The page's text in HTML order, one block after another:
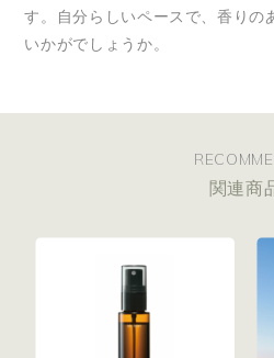
す。自分らしいペースで、香りの
いかがでしょうか。
関連商